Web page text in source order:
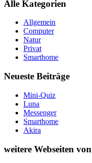
Alle Kategorien
Allgemein
Computer
Natur
Privat
Smarthome
Neueste Beiträge
Mini-Quiz
Luna
Messenger
Smarthome
Akira
weitere Webseiten